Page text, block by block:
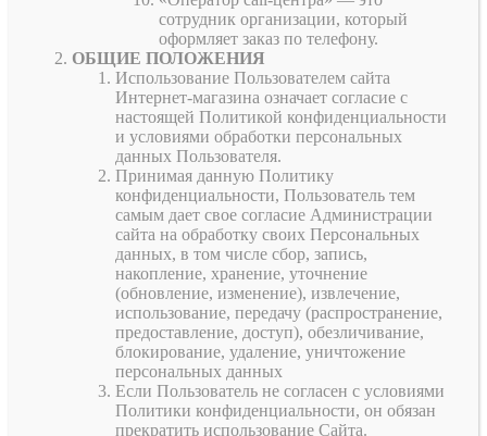
сотрудник организации, который
оформляет заказ по телефону.
ОБЩИЕ ПОЛОЖЕНИЯ
Использование Пользователем сайта
Интернет-магазина означает согласие с
настоящей Политикой конфиденциальности
и условиями обработки персональных
данных Пользователя.
Принимая данную Политику
конфиденциальности, Пользователь тем
самым дает свое согласие Администрации
сайта на обработку своих Персональных
данных, в том числе сбор, запись,
накопление, хранение, уточнение
(обновление, изменение), извлечение,
использование, передачу (распространение,
предоставление, доступ), обезличивание,
блокирование, удаление, уничтожение
персональных данных
Если Пользователь не согласен с условиями
Политики конфиденциальности, он обязан
прекратить использование Сайта.